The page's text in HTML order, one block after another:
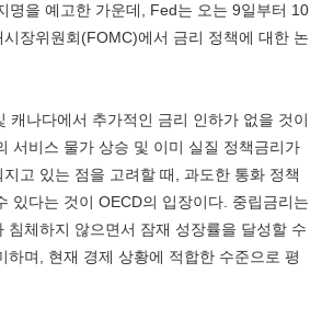
명을 예고한 가운데, Fed는 오는 9일부터 10
장위원회(FOMC)에서 금리 정책에 대한 논
캐나다에서 추가적인 금리 인하가 없을 것이
서비스 물가 상승 및 이미 실질 정책금리가
고 있는 점을 고려할 때, 과도한 통화 정책
있다는 것이 OECD의 입장이다. 중립금리는
침체하지 않으면서 잠재 성장률을 달성할 수
하며, 현재 경제 상황에 적합한 수준으로 평